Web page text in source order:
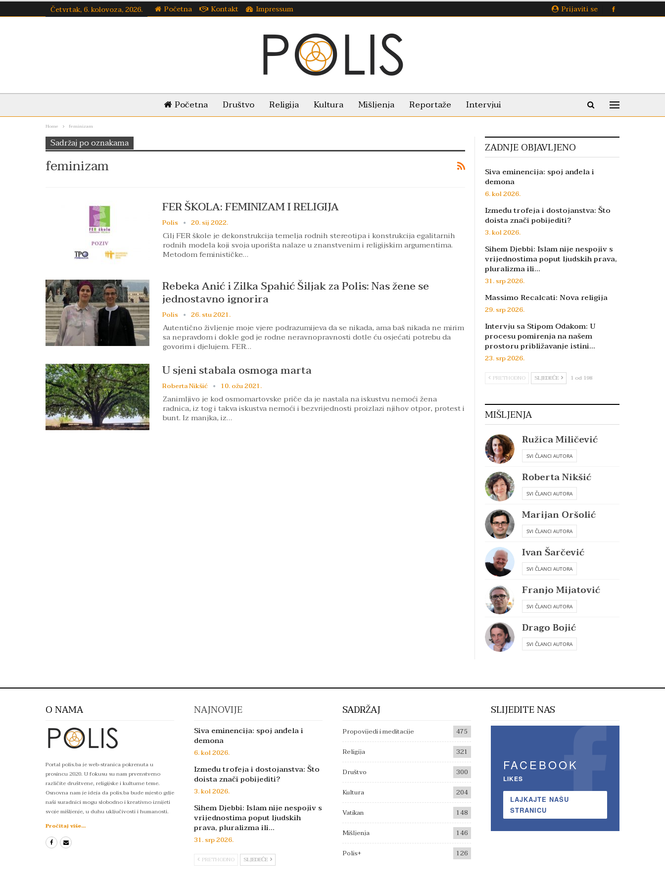
Prijaviti se
Četvrtak, 6. kolovoza, 2026. Početna Kontakt Impressum
Početna Društvo Religija Kultura Mišljenja Reportaže Intervjui
Home feminizam
Sadržaj po oznakama
feminizam
FER ŠKOLA: FEMINIZAM I RELIGIJA
Polis 20. sij 2022.
Cilj FER škole je dekonstrukcija temelja rodnih stereotipa i konstrukcija egalitarnih
rodnih modela koji svoja uporišta nalaze u znanstvenim i religijskim argumentima.
Metodom feminističke…
Rebeka Anić i Zilka Spahić Šiljak za Polis: Nas žene se
jednostavno ignorira
Polis 26. stu 2021.
Autentično življenje moje vjere podrazumijeva da se nikada, ama baš nikada ne mirim
sa nepravdom i dokle god je rodne neravnopravnosti dotle ću osjećati potrebu da
govorim i djelujem. FER…
U sjeni stabala osmoga marta
Roberta Nikšić 10. ožu 2021.
Zanimljivo je kod osmomartovske priče da je nastala na iskustvu nemoći žena
radnica, iz tog i takva iskustva nemoći i bezvrijednosti proizlazi njihov otpor, protest i
bunt. Iz manjka, iz…
ZADNJE OBJAVLJENO
Siva eminencija: spoj anđela i
demona
6. kol 2026.
Između trofeja i dostojanstva: Što
doista znači pobijediti?
3. kol 2026.
Sihem Djebbi: Islam nije nespojiv s
vrijednostima poput ljudskih prava,
pluralizma ili…
31. srp 2026.
Massimo Recalcati: Nova religija
29. srp 2026.
Intervju sa Stipom Odakom: U
procesu pomirenja na našem
prostoru približavanje istini…
23. srp 2026.
PRETHODNO SLJEDEĆE 1 od 198
MIŠLJENJA
Ružica Miličević
SVI ČLANCI AUTORA
Roberta Nikšić
SVI ČLANCI AUTORA
Marijan Oršolić
SVI ČLANCI AUTORA
Ivan Šarčević
SVI ČLANCI AUTORA
Franjo Mijatović
SVI ČLANCI AUTORA
Drago Bojić
SVI ČLANCI AUTORA
O NAMA
Portal polis.ba je web-stranica pokrenuta u
prosincu 2020. U fokusu su nam prvenstveno
različite društvene, religijske i kulturne teme.
Osnovna nam je ideja da polis.ba bude mjesto gdje
naši suradnici mogu slobodno i kreativno iznijeti
svoje mišljenje, u duhu uključivosti i humanosti.
Pročitaj više...
NAJNOVIJE
Siva eminencija: spoj anđela i
demona
6. kol 2026.
Između trofeja i dostojanstva: Što
doista znači pobijediti?
3. kol 2026.
Sihem Djebbi: Islam nije nespojiv s
vrijednostima poput ljudskih
prava, pluralizma ili…
31. srp 2026.
PRETHODNO SLJEDEĆE
SADRŽAJ
Propovijedi i meditacije
475
Religija
321
Društvo
300
Kultura
204
Vatikan
148
Mišljenja
146
Polis+
126
SLIJEDITE NAS
FACEBOOK
LIKES
LAJKAJTE NAŠU
STRANICU